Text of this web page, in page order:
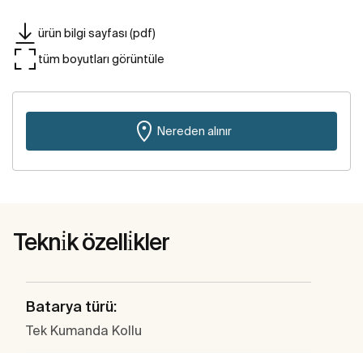
ürün bilgi sayfası (pdf)
tüm boyutları görüntüle
Nereden alınır
Tekni̇k özelli̇kler
Batarya türü:
Tek Kumanda Kollu